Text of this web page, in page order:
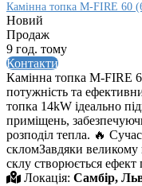
Камінна топка M-FIRE 60
Новий
Продаж
9 год. тому
Контакти
Камінна топка M-FIRE
потужність та
топка 14kW ідеально
приміщень,
розподіл тепла. 🔥
скломЗавдяки
склу створюється ефект
Локація: Самбір,